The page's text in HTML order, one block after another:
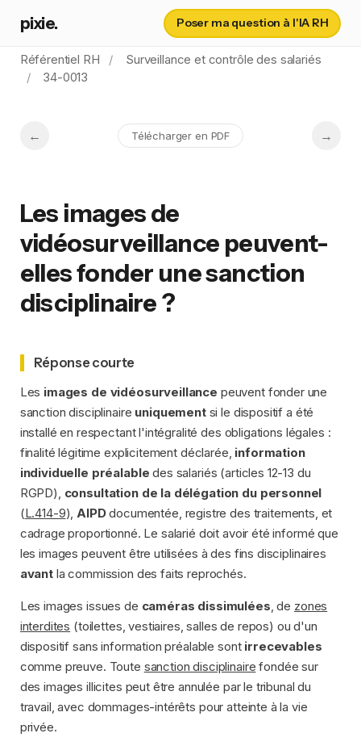
pixie. Poser ma question à l'IA RH
Référentiel RH
Surveillance et contrôle des salariés
34-0013
Télécharger en PDF
Les images de
vidéosurveillance peuvent-
elles fonder une sanction
disciplinaire ?
Réponse courte
Les images de vidéosurveillance peuvent fonder une
sanction disciplinaire uniquementsi le dispositif a été
installé en respectant l'intégralité des obligations légales :
finalité légitime explicitement déclarée, information
individuelle préalable des salariés (articles 12-13 du
RGPD), consultation de la délégation du personnel
(L.414-9), AIPDdocumentée, registre des traitements, et
cadrage proportionné. Le salarié doit avoir été informé que
les images peuvent être utilisées à des fins disciplinaires
avantla commission des faits reprochés.
Les images issues de caméras dissimulées , de zones
interdites (toilettes, vestiaires, salles de repos) ou d'un
dispositif sans information préalable sont irrecevables
comme preuve. Toute sanction disciplinaire fondée sur
des images illicites peut être annulée par le tribunal du
travail, avec dommages-intérêts pour atteinte à la vie
privée.